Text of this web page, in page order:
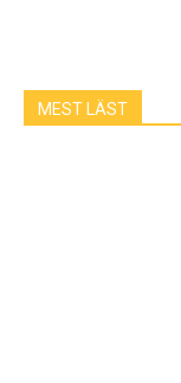
MEST LÄST